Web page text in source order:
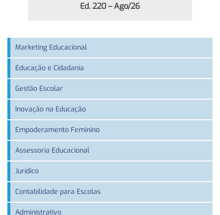
Ed. 220 – Ago/26
Marketing Educacional
Educação e Cidadania
Gestão Escolar
Inovação na Educação
Empoderamento Feminino
Assessoria Educacional
Jurídico
Contabilidade para Escolas
Administrativo